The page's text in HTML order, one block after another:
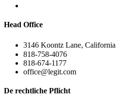
Head Office
3146 Koontz Lane, California
818-758-4076
818-674-1177
office@legit.com
De rechtliche Pflicht